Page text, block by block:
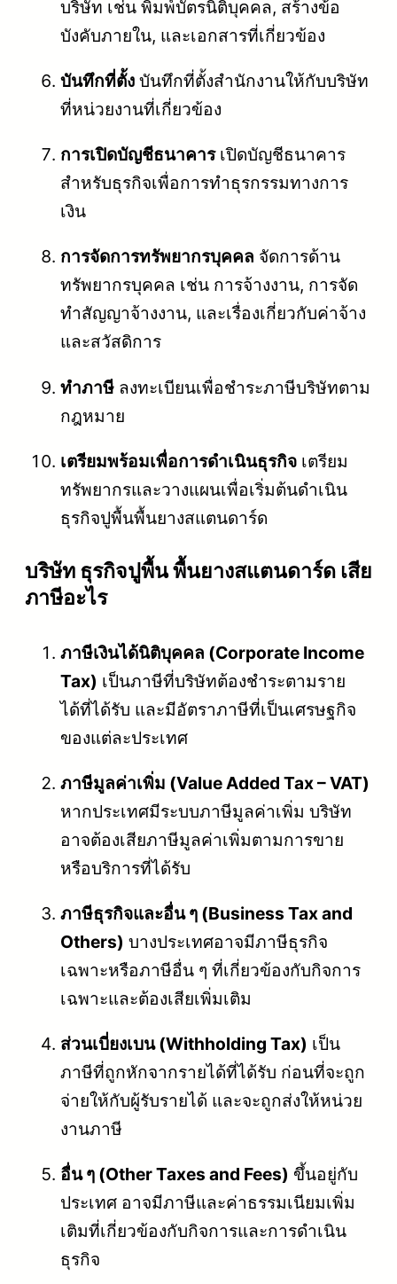
บริษัท เช่น พิมพ์บัตรนิติบุคคล, สร้างข้อ
บังคับภายใน, และเอกสารที่เกี่ยวข้อง
บันทึกที่ตั้ง บันทึกที่ตั้งสำนักงานให้กับบริษัท
ที่หน่วยงานที่เกี่ยวข้อง
การเปิดบัญชีธนาคารเปิดบัญชีธนาคาร
สำหรับธุรกิจเพื่อการทำธุรกรรมทางการ
เงิน
การจัดการทรัพยากรบุคคล จัดการด้าน
ทรัพยากรบุคคล เช่น การจ้างงาน, การจัด
ทำสัญญาจ้างงาน, และเรื่องเกี่ยวกับค่าจ้าง
และสวัสดิการ
ทำภาษี ลงทะเบียนเพื่อชำระภาษีบริษัทตาม
กฎหมาย
เตรียมพร้อมเพื่อการดำเนินธุรกิจ เตรียม
ทรัพยากรและวางแผนเพื่อเริ่มต้นดำเนิน
ธุรกิจปูพื้นพื้นยางสแตนดาร์ด
บริษัท ธุรกิจปูพื้น พื้นยางสแตนดาร์ด เสีย
ภาษีอะไร
ภาษีเงินได้นิติบุคคล (Corporate Income
Tax) เป็นภาษีที่บริษัทต้องชำระตามราย
ได้ที่ได้รับ และมีอัตราภาษีที่เป็นเศรษฐกิจ
ของแต่ละประเทศ
ภาษีมูลค่าเพิ่ม (Value Added Tax – VAT)
หากประเทศมีระบบภาษีมูลค่าเพิ่ม บริษัท
อาจต้องเสียภาษีมูลค่าเพิ่มตามการขาย
หรือบริการที่ได้รับ
ภาษีธุรกิจและอื่น ๆ (Business Tax and
Others) บางประเทศอาจมีภาษีธุรกิจ
เฉพาะหรือภาษีอื่น ๆ ที่เกี่ยวข้องกับกิจการ
เฉพาะและต้องเสียเพิ่มเติม
ส่วนเบี่ยงเบน (Withholding Tax) เป็น
ภาษีที่ถูกหักจากรายได้ที่ได้รับ ก่อนที่จะถูก
จ่ายให้กับผู้รับรายได้ และจะถูกส่งให้หน่วย
งานภาษี
อื่น ๆ (Other Taxes and Fees) ขึ้นอยู่กับ
ประเทศ อาจมีภาษีและค่าธรรมเนียมเพิ่ม
เติมที่เกี่ยวข้องกับกิจการและการดำเนิน
ธุรกิจ